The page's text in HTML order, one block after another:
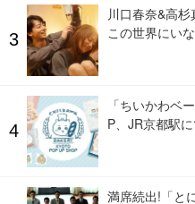
川口春奈&高
この世界にい
「ちいかわベ
P、JR京都駅
満席続出!「と